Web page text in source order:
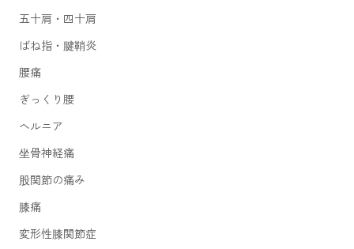
五十肩・四十肩
ばね指・腱鞘炎
腰痛
ぎっくり腰
ヘルニア
坐骨神経痛
股関節の痛み
膝痛
変形性膝関節症